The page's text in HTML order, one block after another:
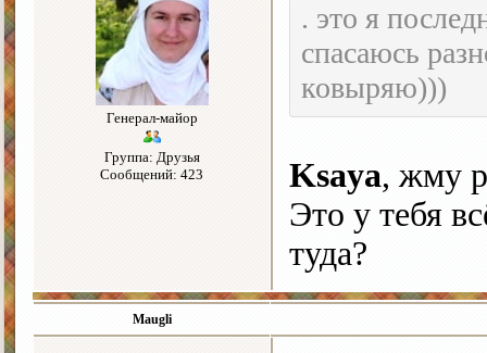
Генерал-майор
Группа: Друзья
Сообщений: 423
. это я
спасаюсь
ковыряю)))
Ksaya, жму
Это у тебя
туда?
Maugli